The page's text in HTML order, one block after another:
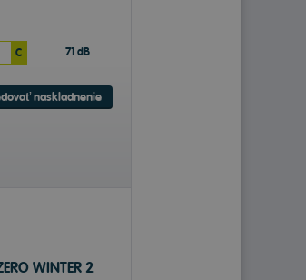
C 71 dB
naskladnenie
WINTER 2